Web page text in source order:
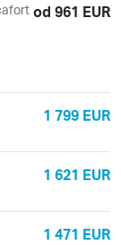
od 961 EUR
1 799 EUR
1 621 EUR
1 471 EUR